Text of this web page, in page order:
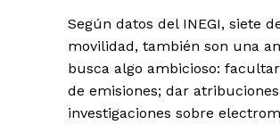
Según datos del INEGI, siete
movilidad, también son una
busca algo ambicioso:
de emisiones; dar
investigaciones sobre